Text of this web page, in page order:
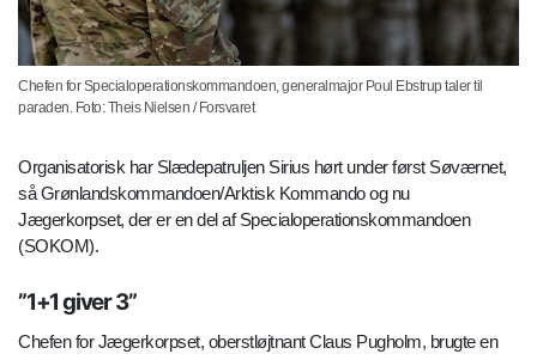
Chefen for Specialoperationskommandoen, generalmajor Poul Ebstrup taler til
paraden. Foto: Theis Nielsen / Forsvaret
Organisatorisk har Slædepatruljen Sirius hørt under først Søværnet,
så Grønlandskommandoen/Arktisk Kommando og nu
Jægerkorpset, der er en del af Specialoperationskommandoen
(SOKOM).
”1+1 giver 3”
Chefen for Jægerkorpset, oberstløjtnant Claus Pugholm, brugte en